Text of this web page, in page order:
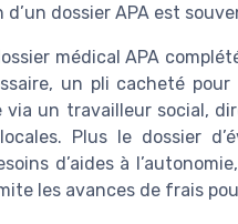
dossier APA est
médical APA
un pli cacheté
un travailleur social,
Plus le dossier
d’aides à
les avances de frais